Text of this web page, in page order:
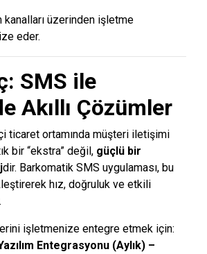
üzerinden işletme
eder.
SMS ile
Akıllı Çözümler
ticaret ortamında müşteri iletişimi
bir “ekstra” değil, güçlü bir
dir. Barkomatik SMS uygulaması, bu
hız, doğruluk ve etkili
işletmenize entegre etmek için:
Entegrasyonu (Aylık) –